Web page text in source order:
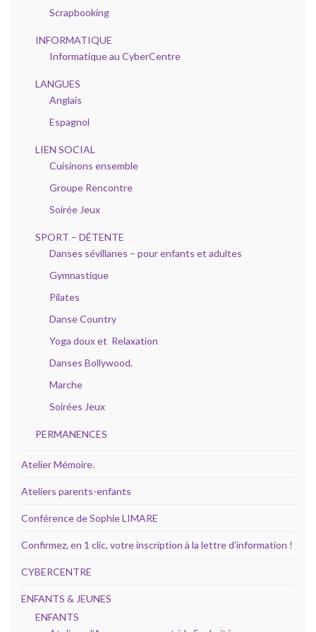
Scrapbooking
INFORMATIQUE
Informatique au CyberCentre
LANGUES
Anglais
Espagnol
LIEN SOCIAL
Cuisinons ensemble
Groupe Rencontre
Soirée Jeux
SPORT – DÉTENTE
Danses sévillanes – pour enfants et adultes
Gymnastique
Pilates
Danse Country
Yoga doux et Relaxation
Danses Bollywood.
Marche
Soirées Jeux
PERMANENCES
Atelier Mémoire.
Ateliers parents-enfants
Conférence de Sophie LIMARE
Confirmez, en 1 clic, votre inscription à la lettre d’information !
CYBERCENTRE
ENFANTS & JEUNES
ENFANTS